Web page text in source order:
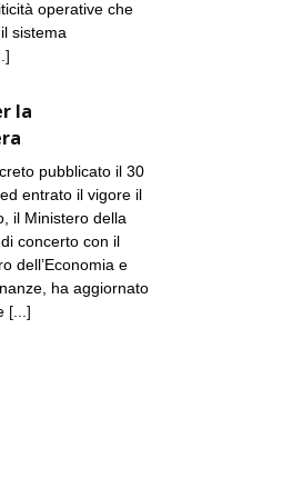
operative che
sistema
la
pubblicato il 30
entrato il vigore il
il Ministero della
concerto con il
dell’Economia e
ha aggiornato
[...]